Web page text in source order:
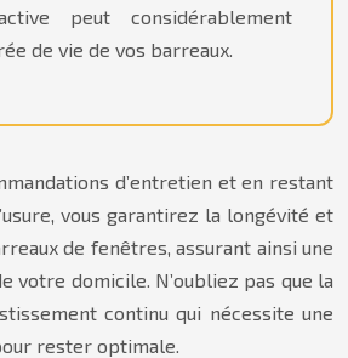
peut considérablement
de vie de vos barreaux.
d’entretien et en restant
vous garantirez la longévité et
de fenêtres, assurant ainsi une
votre domicile. N’oubliez pas que la
continu qui nécessite une
rester optimale.